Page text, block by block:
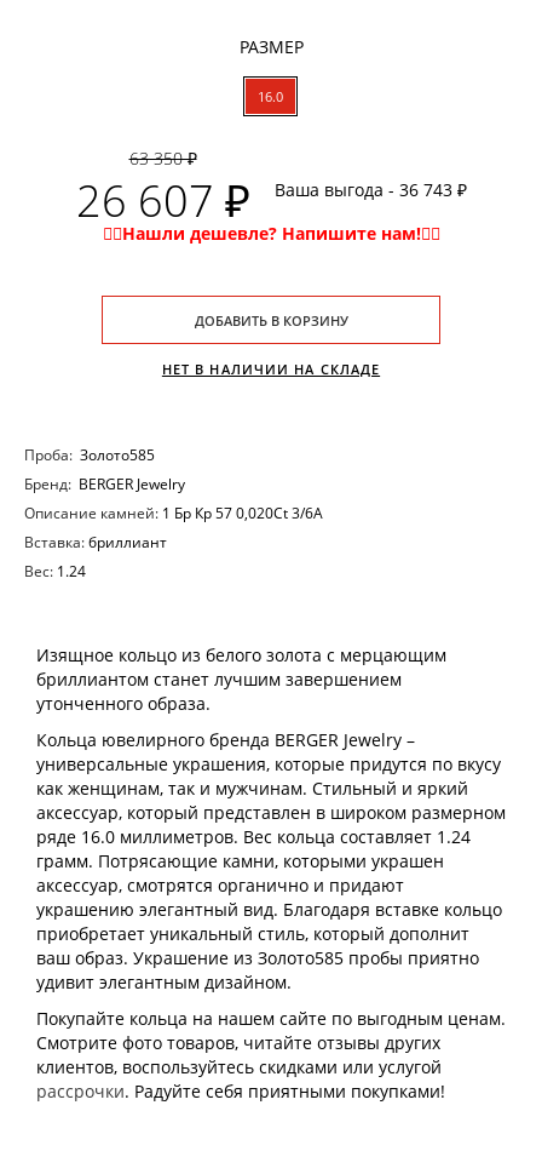
63 350 ₽
26 607 ₽ Ваша выгода - 36 743 ₽
РАЗМЕР
16.0
ДОБАВИТЬ В КОРЗИНУ
НЕТ В НАЛИЧИИ НА СКЛАДЕ
Проба: Золото585
Бренд: BERGER Jewelry
Описание камней: 1 Бр Кр 57 0,020Ct 3/6А
Вставка:бриллиант
Вес: 1.24
Изящное кольцо из белого золота с мерцающим
бриллиантом станет лучшим завершением
утонченного образа.
Кольца ювелирного бренда BERGER Jewelry –
универсальные украшения, которые придутся по вкусу
как женщинам, так и мужчинам. Стильный и яркий
аксессуар, который представлен в широком размерном
ряде 16.0 миллиметров. Вес кольца составляет 1.24
грамм. Потрясающие камни, которыми украшен
аксессуар, смотрятся органично и придают
украшению элегантный вид. Благодаря вставке кольцо
приобретает уникальный стиль, который дополнит
ваш образ. Украшение из Золото585 пробы приятно
удивит элегантным дизайном.
Покупайте кольца на нашем сайте по выгодным ценам.
Смотрите фото товаров, читайте отзывы других
клиентов, воспользуйтесь скидками или услугой
рассрочки. Радуйте себя приятными покупками!